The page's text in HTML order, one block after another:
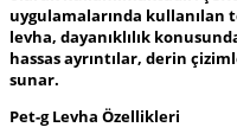
uygulamalarında kullanılan
levha, dayanıklılık
hassas ayrıntılar, derin
sunar.
Pet-g Levha Özellikleri